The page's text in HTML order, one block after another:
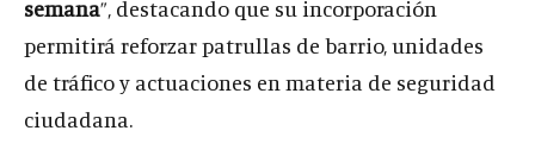
semana”, destacando que su incorporación
permitirá reforzar patrullas de barrio, unidades
de tráfico y actuaciones en materia de seguridad
ciudadana.